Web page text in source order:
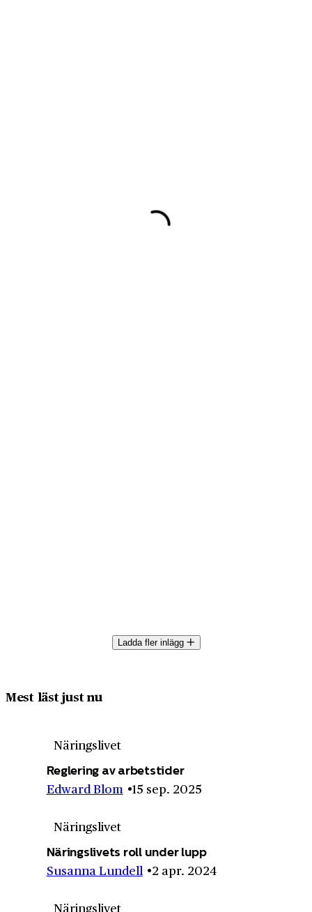
Ladda fler inlägg
Mest läst just nu
Näringslivet
Reglering av arbetstider
Edward Blom 15 sep. 2025
Näringslivet
Näringslivets roll under lupp
Susanna Lundell 2 apr. 2024
Näringslivet